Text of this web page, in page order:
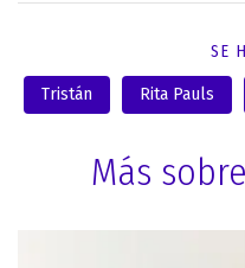
SE
Tristán Rita Pauls
Más